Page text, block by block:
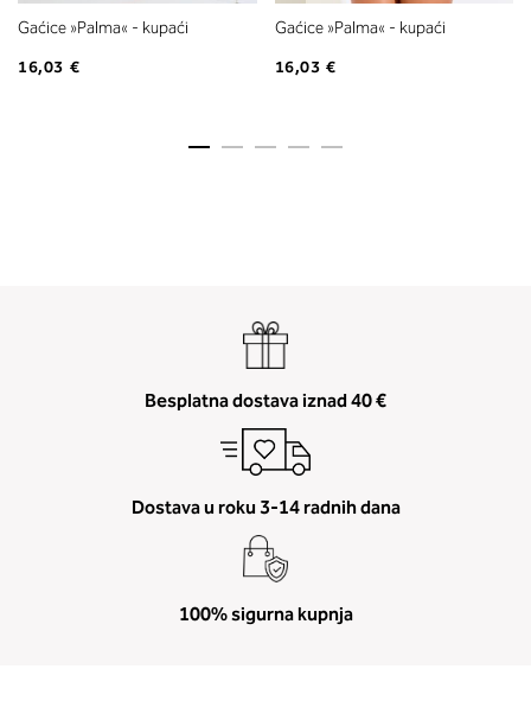
Gaćice »Palma« - kupaći
16,03 €
Gaćice »Palma« - kupaći
16,03 €
Besplatna dostava iznad 40 €
Dostava u roku 3-14 radnih dana
100% sigurna kupnja